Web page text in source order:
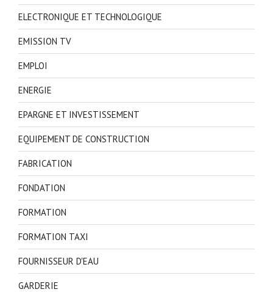
ELECTRONIQUE ET TECHNOLOGIQUE
EMISSION TV
EMPLOI
ENERGIE
EPARGNE ET INVESTISSEMENT
EQUIPEMENT DE CONSTRUCTION
FABRICATION
FONDATION
FORMATION
FORMATION TAXI
FOURNISSEUR D'EAU
GARDERIE